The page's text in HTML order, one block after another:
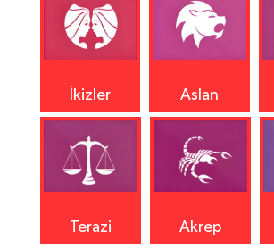
İkizler Aslan
Terazi Akrep